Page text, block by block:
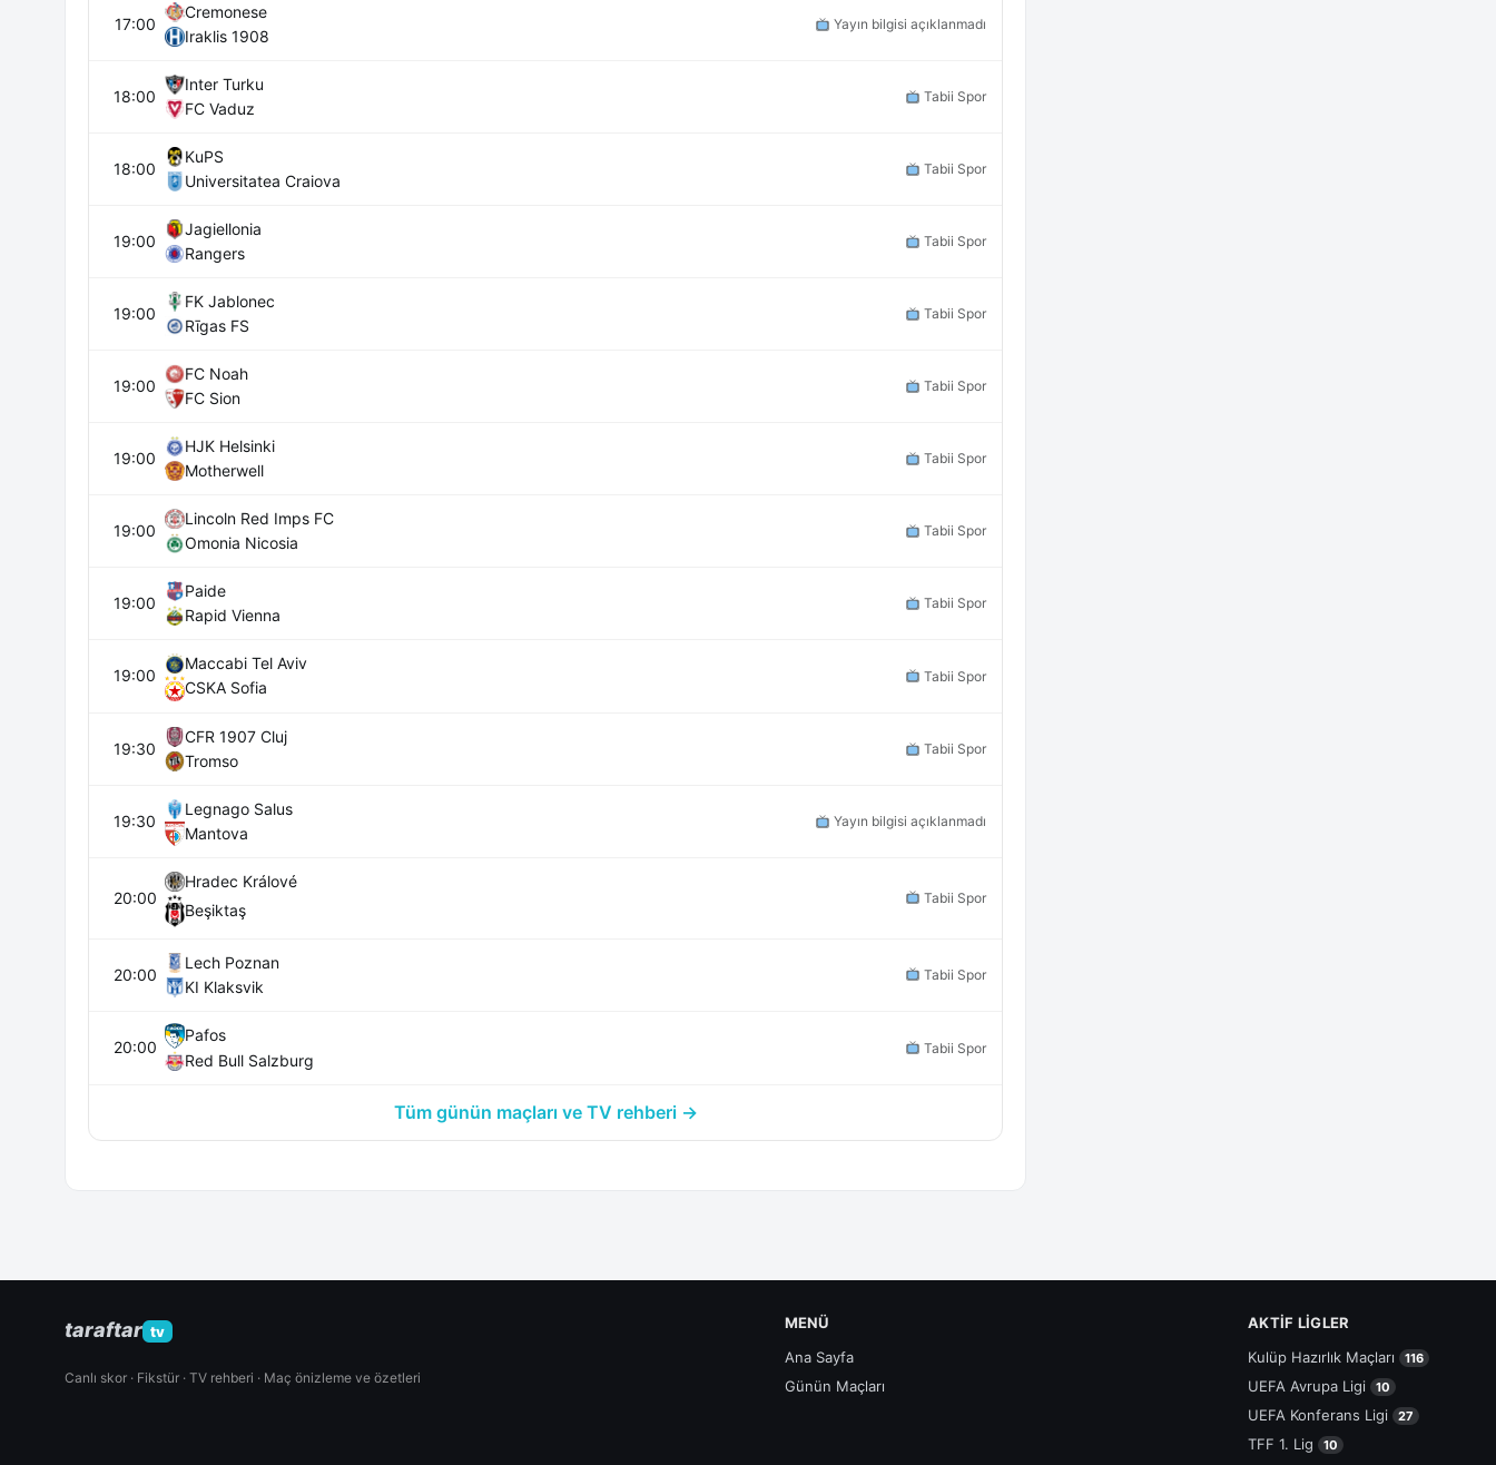
17:00
Cremonese
Iraklis 1908
Yayın bilgisi açıklanmadı
18:00
Inter Turku
FC Vaduz
Tabii Spor
18:00
KuPS
Universitatea Craiova
Tabii Spor
19:00
Jagiellonia
Rangers
Tabii Spor
19:00
FK Jablonec
Rīgas FS
Tabii Spor
19:00
FC Noah
FC Sion
Tabii Spor
19:00
HJK Helsinki
Motherwell
Tabii Spor
19:00
Lincoln Red Imps FC
Omonia Nicosia
Tabii Spor
19:00
Paide
Rapid Vienna
Tabii Spor
19:00
Maccabi Tel Aviv
CSKA Sofia
Tabii Spor
19:30
CFR 1907 Cluj
Tromso
Tabii Spor
19:30
Legnago Salus
Mantova
Yayın bilgisi açıklanmadı
20:00
Hradec Králové
Beşiktaş
Tabii Spor
20:00
Lech Poznan
KI Klaksvik
Tabii Spor
20:00
Pafos
Red Bull Salzburg
Tabii Spor
Tüm günün maçları ve TV rehberi →
taraftar tv
Canlı skor · Fikstür · TV rehberi · Maç önizleme ve özetleri
MENÜ
Ana Sayfa
Günün Maçları
AKTIF LIGLER
Kulüp Hazırlık Maçları
116
UEFA Avrupa Ligi 10
UEFA Konferans Ligi 27
TFF 1. Lig 10